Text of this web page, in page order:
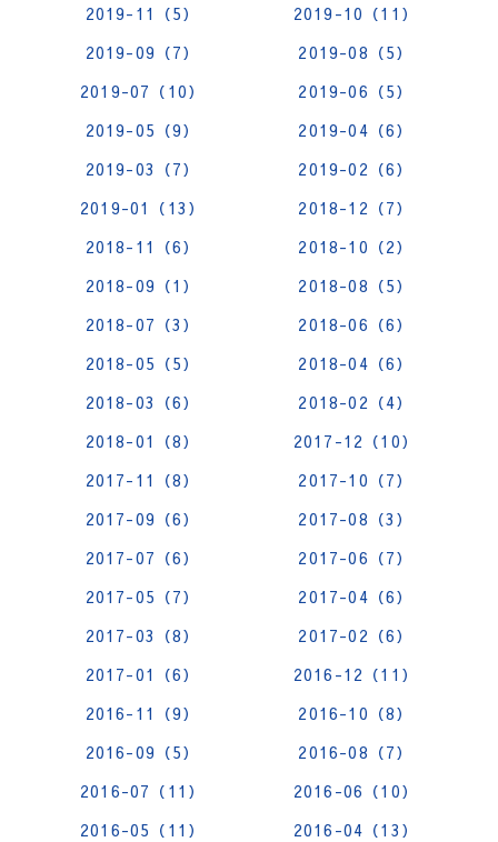
2019-11（5）
2019-10（11）
2019-09（7）
2019-08（5）
2019-07（10）
2019-06（5）
2019-05（9）
2019-04（6）
2019-03（7）
2019-02（6）
2019-01（13）
2018-12（7）
2018-11（6）
2018-10（2）
2018-09（1）
2018-08（5）
2018-07（3）
2018-06（6）
2018-05（5）
2018-04（6）
2018-03（6）
2018-02（4）
2018-01（8）
2017-12（10）
2017-11（8）
2017-10（7）
2017-09（6）
2017-08（3）
2017-07（6）
2017-06（7）
2017-05（7）
2017-04（6）
2017-03（8）
2017-02（6）
2017-01（6）
2016-12（11）
2016-11（9）
2016-10（8）
2016-09（5）
2016-08（7）
2016-07（11）
2016-06（10）
2016-05（11）
2016-04（13）